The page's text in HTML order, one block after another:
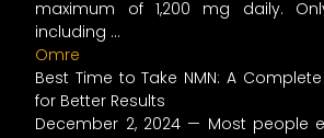
maximum of 1,200 mg daily.
including …
Omre
Best Time to Take NMN: A
for Better Results
December 2, 2024 — Most people